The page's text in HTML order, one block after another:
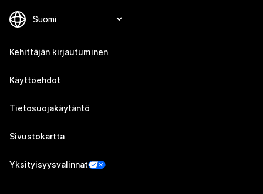
Kehittäjän kirjautuminen
Käyttöehdot
Tietosuojakäytäntö
Sivustokartta
Yksityisyysvalinnat